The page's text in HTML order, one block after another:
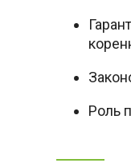
Роль